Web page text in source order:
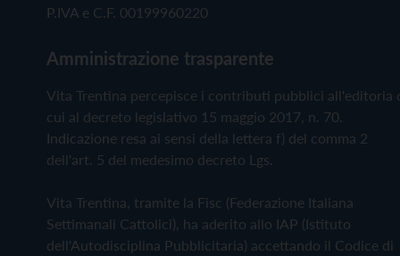
P.IVA e C.F. 00199960220
Amministrazione trasparente
Vita Trentina percepisce i contributi pubblici all'editoria
cui al decreto legislativo 15 maggio 2017, n. 70.
Indicazione resa ai sensi della lettera f) del comma 2
dell'art. 5 del medesimo decreto Lgs.
Vita Trentina, tramite la Fisc (Federazione Italiana
Settimanali Cattolici), ha aderito allo IAP (Istituto
dell'Autodisciplina Pubblicitaria) accettando il Codice di